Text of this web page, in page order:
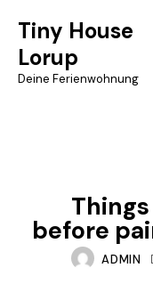
Tiny House
Lorup
Deine Ferienwohnung
before
ADMIN